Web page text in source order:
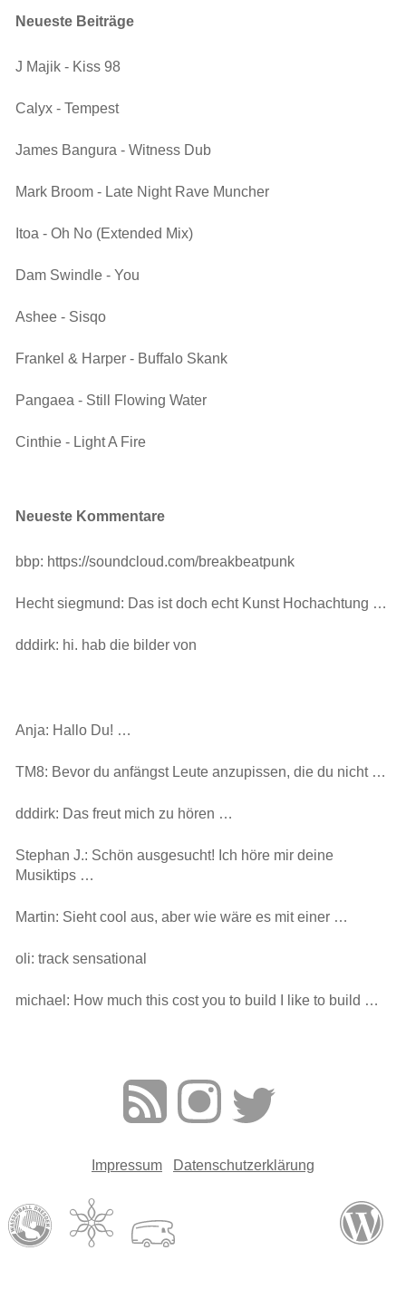
Neueste Beiträge
J Majik - Kiss 98
Calyx - Tempest
James Bangura - Witness Dub
Mark Broom - Late Night Rave Muncher
Itoa - Oh No (Extended Mix)
Dam Swindle - You
Ashee - Sisqo
Frankel & Harper - Buffalo Skank
Pangaea - Still Flowing Water
Cinthie - Light A Fire
Neueste Kommentare
bbp: https://soundcloud.com/breakbeatpunk
Hecht siegmund: Das ist doch echt Kunst Hochachtung …
dddirk: hi. hab die bilder von
Anja: Hallo Du! …
TM8: Bevor du anfängst Leute anzupissen, die du nicht …
dddirk: Das freut mich zu hören …
Stephan J.: Schön ausgesucht! Ich höre mir deine
Musiktips …
Martin: Sieht cool aus, aber wie wäre es mit einer …
oli: track sensational
michael: How much this cost you to build I like to build …
Impressum Datenschutzerklärung